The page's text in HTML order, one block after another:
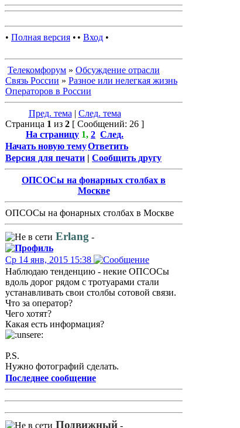
• Полная версия • • Вход •
Телекомфорум » Обсуждение отрасли
Связь России » Разное или нелегкая жизнь
Операторов в России
Пред. тема | След. тема
Страница 1 из 2 [ Сообщений: 26 ]
На страницу 1, 2 След.
Начать новую темуОтветить
Версия для печати | Сообщить другу
ОПСОСы на фонарных столбах в
Москве
ОПСОСы на фонарных столбах в Москве
Erlang -
Ср 14 янв, 2015 15:38
Наблюдаю тенденцию - некие ОПСОСы
вдоль дорог рядом с тротуарами стали
устанавливать свои столбы сотовой связи.
Что за оператор?
Чего хотят?
Какая есть информация?
P.S.
Нужно фотографий сделать.
Последнее сообщение
Подвижный -